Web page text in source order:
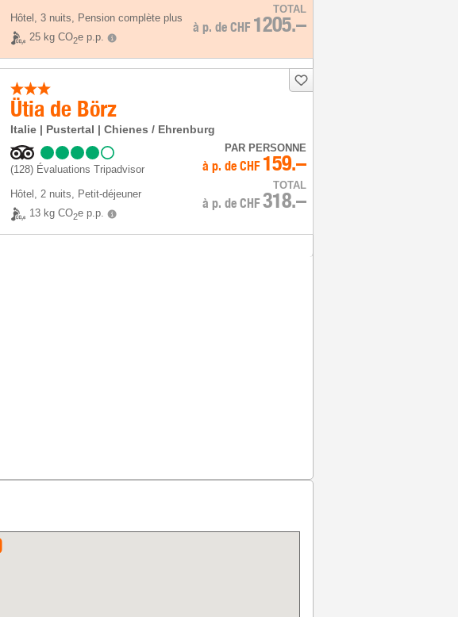
Hôtel , 3 nuits, Pension complète plus
25 kg CO2e p.p.
TOTAL
à p. de CHF 1205.–
Ütia de Börz
Italie | Pustertal | Chienes / Ehrenburg
(128) Évaluations Tripadvisor
Hôtel , 2 nuits, Petit-déjeuner
13 kg CO2e p.p.
PAR PERSONNE
à p. de CHF 159.–
TOTAL
à p. de CHF 318.–